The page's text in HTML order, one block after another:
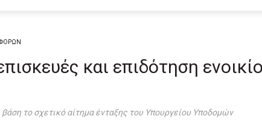
και επιδότηση
το σχετικό αίτημα ένταξης του Υπουργείου Υποδομών